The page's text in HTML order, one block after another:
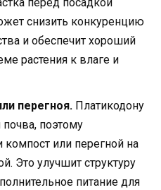
снизить конкуренцию
и обеспечит хороший
растения к влаге и
перегноя. Платикодону
почва, поэтому
компост или перегной на
Это улучшит структуру
питание для